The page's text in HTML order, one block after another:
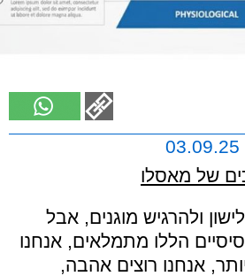
של מאסלו
ולהרגיש מוגנים, אבל
הללו מתמלאים, אנחנו
אנחנו רוצים אהבה,